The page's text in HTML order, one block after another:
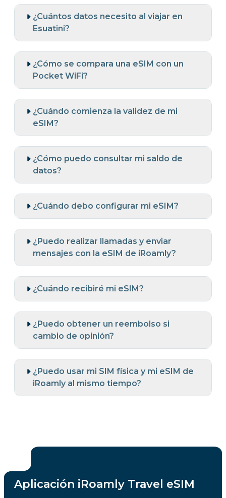
¿Cuántos datos necesito al viajar en
Esuatini?
¿Cómo se compara una eSIM con un
Pocket WiFi?
¿Cuándo comienza la validez de mi
eSIM?
¿Cómo puedo consultar mi saldo de
datos?
¿Cuándo debo configurar mi eSIM?
¿Puedo realizar llamadas y enviar
mensajes con la eSIM de iRoamly?
¿Cuándo recibiré mi eSIM?
¿Puedo obtener un reembolso si
cambio de opinión?
¿Puedo usar mi SIM física y mi eSIM de
iRoamly al mismo tiempo?
Aplicación iRoamly Travel eSIM